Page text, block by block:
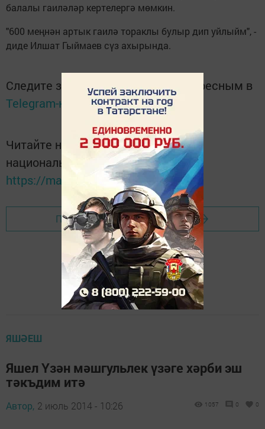
балалы гаиләләр кертелергә мөмкин.
"600 меңнән артык гаилә тораклы булыр дип уйлыйм", -
диде Илшат Гыймаев сүз ахырында.
Следите за самым важным и интересным в
Telegram-каналеТатмедиа
Читайте новости Татарстана в
национальном мессенджере MАХ:
https://max.ru/tatmedia
Перейти на страницу новости
ЯШӘЕШ
Яшел Үзән мәшгульлек үзәге хәрби эш
тәкъдим итә
Автор, 2 июль 2014 - 10:26 1057 0 0